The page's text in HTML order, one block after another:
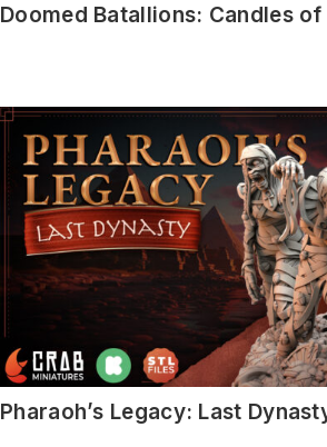
Doomed Batallions: Candles
Pharaoh’s Legacy: Last